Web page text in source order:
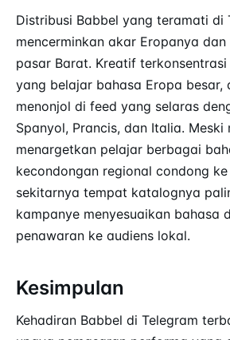
Distribusi Babbel yang teramati di
mencerminkan akar Eropanya
pasar Barat. Kreatif
yang belajar bahasa Eropa besar,
menonjol di feed yang selaras
Spanyol, Prancis, dan Italia. Meski
menargetkan pelajar berbagai
kecondongan regional condong
sekitarnya tempat katalognya
kampanye menyesuaikan bahasa
penawaran ke audiens lokal.
Kesimpulan
Kehadiran Babbel di Telegram